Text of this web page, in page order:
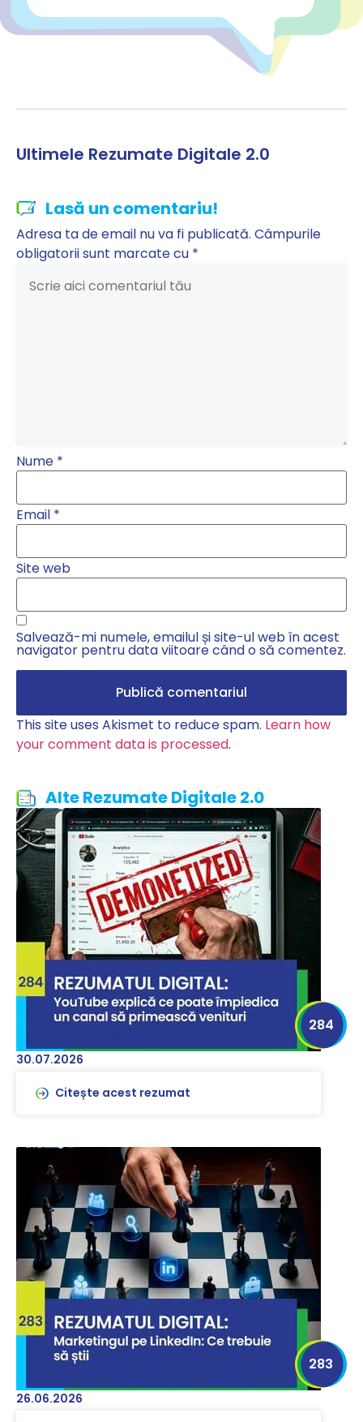
Ultimele Rezumate Digitale 2.0
Lasă un comentariu!
Adresa ta de email nu va fi publicată. Câmpurile
obligatorii sunt marcate cu *
Nume *
Email *
Site web
Salvează-mi numele, emailul și site-ul web în acest
navigator pentru data viitoare când o să comentez.
This site uses Akismet to reduce spam. Learn how
your comment data is processed.
Alte Rezumate Digitale 2.0
30.07.2026
284
Citește acest rezumat
26.06.2026
283